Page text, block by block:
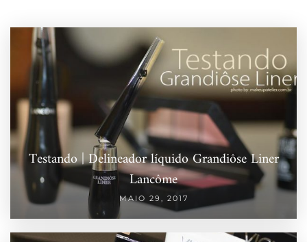
Testando | Delineador líquido Grandiôse Liner
Lancôme
MAIO 29, 2017